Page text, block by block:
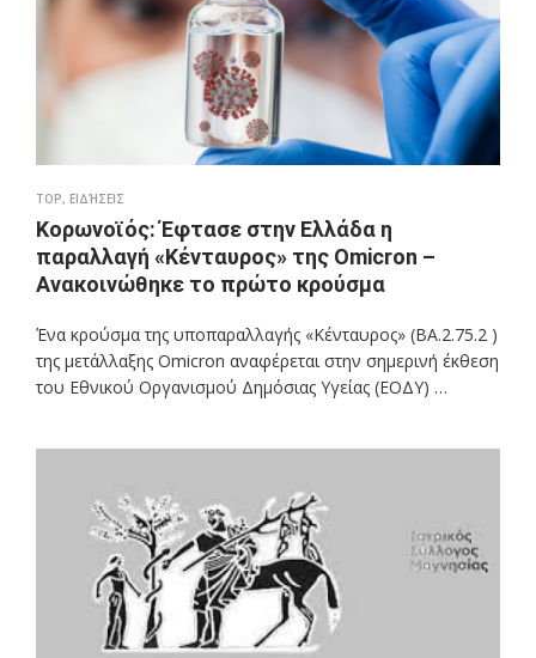
TOP, ΕΙΔΉΣΕΙΣ
Κορωνοϊός: Έφτασε στην Ελλάδα η
παραλλαγή «Κένταυρος» της Omicron –
Ανακοινώθηκε το πρώτο κρούσμα
Ένα κρούσμα της υποπαραλλαγής «Κένταυρος» (ΒΑ.2.75.2 )
της μετάλλαξης Omicron αναφέρεται στην σημερινή έκθεση
του Εθνικού Οργανισμού Δημόσιας Υγείας (ΕΟΔΥ) …